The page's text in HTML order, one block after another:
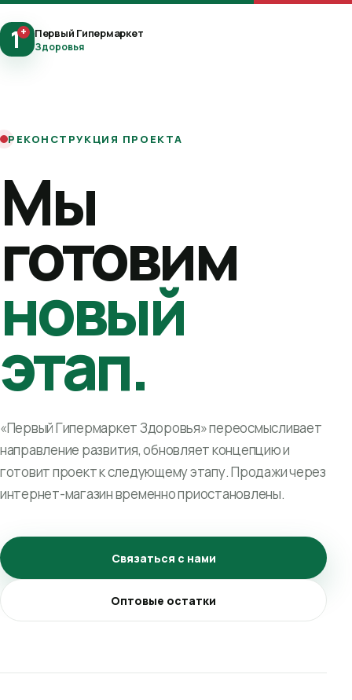
1+ Первый Гипермаркет
Здоровья
РЕКОНСТРУКЦИЯ ПРОЕКТА
Мы
готовим
новый
этап.
«Первый Гипермаркет Здоровья» переосмысливает
направление развития, обновляет концепцию и
готовит проект к следующему этапу. Продажи через
интернет-магазин временно приостановлены.
Связаться с нами
Оптовые остатки